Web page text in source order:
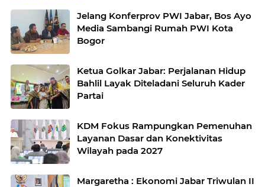
Jelang Konferprov PWI Jabar, Bos Ayo
Media Sambangi Rumah PWI Kota
Bogor
Ketua Golkar Jabar: Perjalanan Hidup
Bahlil Layak Diteladani Seluruh Kader
Partai
KDM Fokus Rampungkan Pemenuhan
Layanan Dasar dan Konektivitas
Wilayah pada 2027
Margaretha : Ekonomi Jabar Triwulan II